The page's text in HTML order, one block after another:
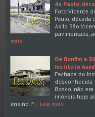
de Paulo,
Foto:Vicente
Paulo, década
Asilo São
pavimentada,
mais
De Bonfim a
Instituto
Fachada do
Bosco, não
imóveis hoje
ensino. F…
Leia mais